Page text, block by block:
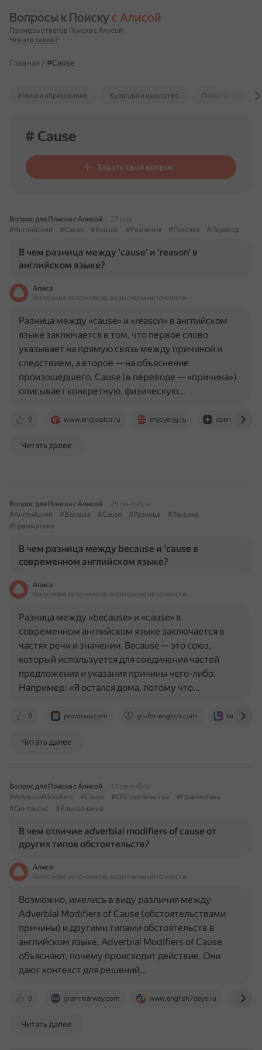
Вопросы к Поиску с Алисой
Примеры ответов Поиска с Алисой
Что это такое?
Главная / #Cause
Наука и образование Культура и искусство Психология и
# Cause
Задать свой вопрос
Вопрос для Поиска с Алисой
27 мая
#Английский
#Cause #Reason #Различия #Лексика #Перевод
В чем разница между 'cause' и 'reason' в
английском языке?
Алиса
На основе источников, возможны неточности
0 www.engtopics.ru enjoyeng.ru dzen.ru
Разница между «cause» и «reason» в английском
языке заключается в том, что первое слово
указывает на прямую связь между причиной и
следствием, а второе — на объяснение
произошедшего. Cause (в переводе — «причина»)
описывает конкретную, физическую…
Читать далее
Вопрос для Поиска с Алисой
25 сентября
#Английский
#Because #Cause #Разница
#Лексика
#Грамматика
В чем разница между because и ’cause в
современном английском языке?
Алиса
На основе источников, возможны неточности
0 promova.com go-for-english.com langeek.co
Разница между «because» и «cause» в
современном английском языке заключается в
частях речи и значении. Because — это союз,
который используется для соединения частей
предложения и указания причины чего-либо.
Например: «Я остался дома, потому что…
Читать далее
Вопрос для Поиска с Алисой
11 сентября
#AdverbialModifiers
#Cause #Обстоятельства
#Грамматика
#Синтаксис
#Языкознание
В чем отличие adverbial modifiers of cause от
других типов обстоятельств?
Алиса
На основе источников, возможны неточности
0 grammarway.com www.english7days.ru
Возможно, имелись в виду различия между
Adverbial Modifiers of Cause (обстоятельствами
причины) и другими типами обстоятельств в
английском языке. Adverbial Modifiers of Cause
объясняют, почему происходит действие. Они
дают контекст для решений…
Читать далее